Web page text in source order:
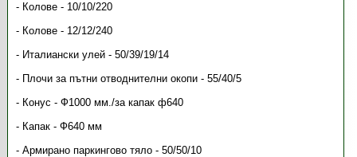
- Колове - 10/10/220
- Колове - 12/12/240
- Италиански улей - 50/39/19/14
- Плочи за пътни отводнителни окопи - 55/40/5
- Конус - Ф1000 мм./за капак ф640
- Капак - Ф640 мм
- Армирано паркингово тяло - 50/50/10